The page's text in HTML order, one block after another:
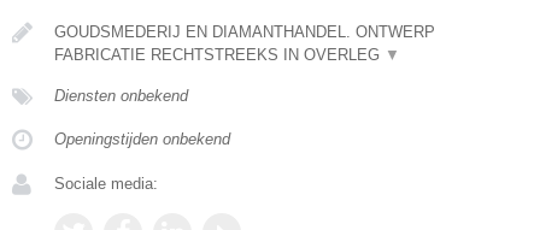
GOUDSMEDERIJ EN DIAMANTHANDEL. ONTWERP
FABRICATIE RECHTSTREEKS IN OVERLEG ▼
Diensten onbekend
Openingstijden onbekend
Sociale media: